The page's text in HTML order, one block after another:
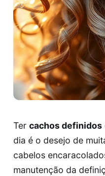
Ter cachos definidos
dia é o desejo de
cabelos
manutenção da